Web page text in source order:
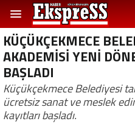
KÜÇÜKÇEKMECE
AKADEMİSİ YENİ
BAŞLADI
Küçükçekmece Belediyesi
ücretsiz sanat ve meslek
kayıtları başladı.